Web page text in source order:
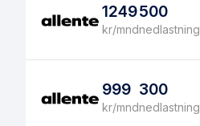
1249
kr/mnd
500
nedlastning
999
kr/mnd
300
nedlastning